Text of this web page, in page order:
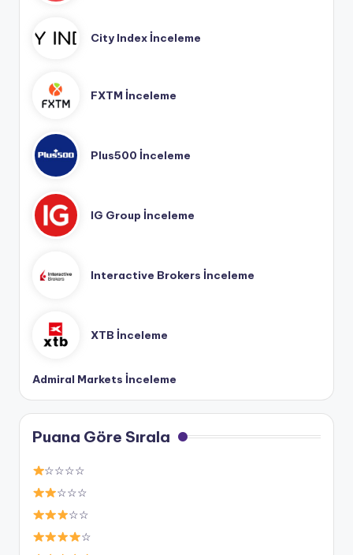
City Index İnceleme
FXTM İnceleme
Plus500 İnceleme
IG Group İnceleme
Interactive Brokers İnceleme
XTB İnceleme
Admiral Markets İnceleme
Puana Göre Sırala
☆☆☆☆
☆☆☆
☆☆
☆